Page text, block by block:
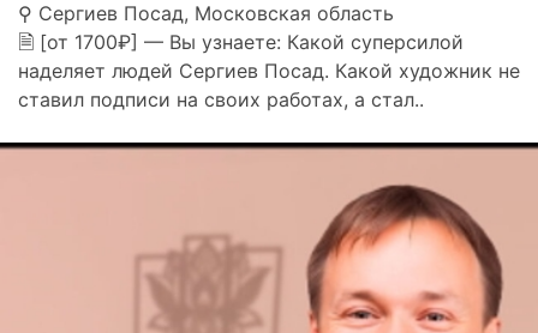
⚲ Сергиев Посад, Московская область
🗎 [от 1700₽] — Вы узнаете: Какой суперсилой
наделяет людей Сергиев Посад. Какой художник не
ставил подписи на своих работах, а стал..